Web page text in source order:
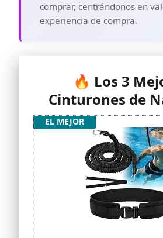
comprar, centrándonos en
experiencia de compra.
🔥 Los 3
Cinturones de
EL MEJOR